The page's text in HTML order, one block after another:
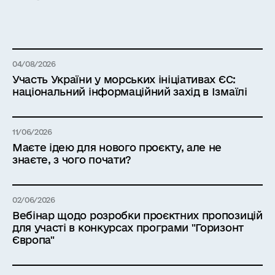
04/08/2026
Участь України у морських ініціативах ЄС:
національний інформаційний захід в Ізмаїлі
11/06/2026
Маєте ідею для нового проєкту, але не
знаєте, з чого почати?
02/06/2026
Вебінар щодо розробки проєктних пропозицій
для участі в конкурсах програми "Горизонт
Європа"